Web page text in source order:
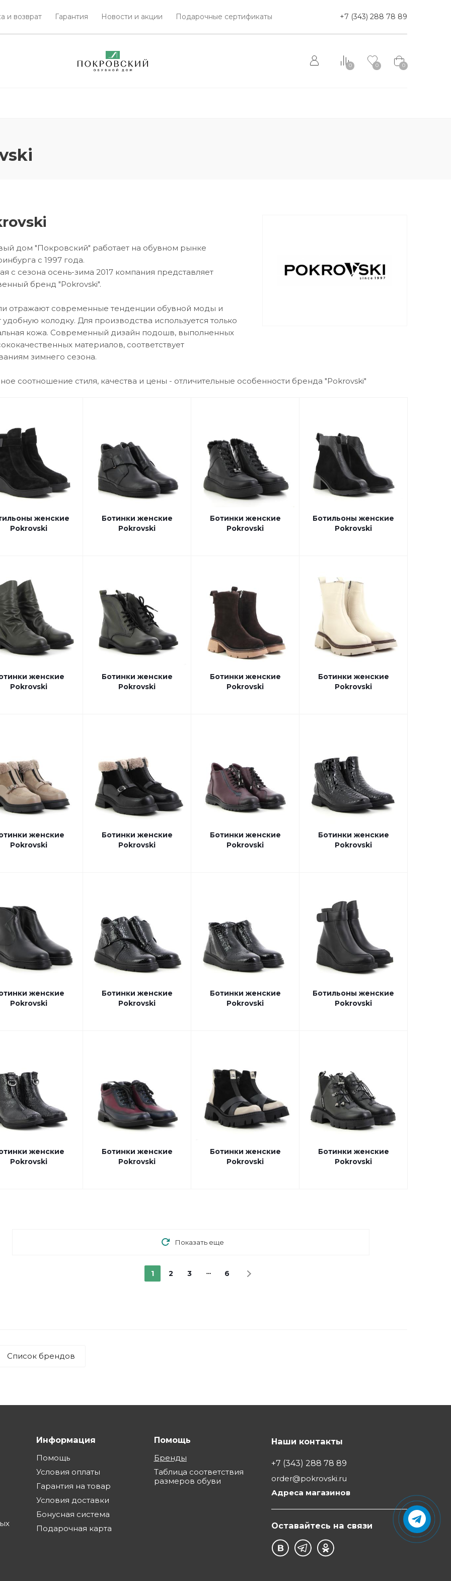
и возврат Гарантия Новости и акции Подарочные сертификаты +7 (343) 288 78 89
0 0 0
дом "Покровский" работает на обувном рынке
с 1997 года.
с сезона осень-зима 2017 компания представляет
бренд "Pokrovski".
отражают современные тенденции обувной моды и
колодку. Для производства используется только
кожа. Современный дизайн подошв, выполненных
материалов, соответствует
зимнего сезона.
соотношение стиля, качества и цены - отличительные особенности бренда "Pokrovski"
женские
Pokrovski
Ботинки женские
Pokrovski
Ботинки женские
Pokrovski
Ботильоны женские
Pokrovski
женские
Pokrovski
Ботинки женские
Pokrovski
Ботинки женские
Pokrovski
Ботинки женские
Pokrovski
женские
Pokrovski
Ботинки женские
Pokrovski
Ботинки женские
Pokrovski
Ботинки женские
Pokrovski
женские
Pokrovski
Ботинки женские
Pokrovski
Ботинки женские
Pokrovski
Ботильоны женские
Pokrovski
женские
Pokrovski
Ботинки женские
Pokrovski
Ботинки женские
Pokrovski
Ботинки женские
Pokrovski
Показать еще
1 2 3 6
Список брендов
Информация
Помощь
Условия оплаты
Гарантия на товар
Условия доставки
Бонусная система
Подарочная карта
Помощь
Бренды
Таблица соответствия
размеров обуви
Наши контакты
+7 (343) 288 78 89
order@pokrovski.ru
Адреса магазинов
Оставайтесь на связи